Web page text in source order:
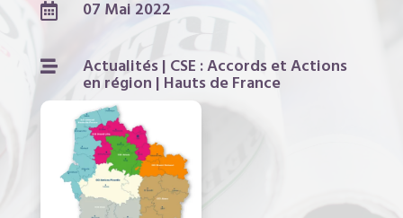
 07 Mai 2022
 Actualités| CSE : Accords et Actions
en région | Hauts de France